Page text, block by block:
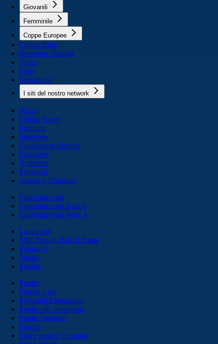
Giovanili
Femminile
Coppe Europee
Coppa Italia
Rassegna Stampa
Video
Foto
Redazione
I siti del nostro network
News
Ultime News
Infortuni
Interviste
Conferenze Stampa
Esclusive
Rubriche
Editoriali
Gossip e Curiosità
Calciomercato
Calciomercato Napoli
Calciomercato Serie A
La società
SSC Napoli Hall of Fame
Palmares
Stadio
Maglia
Partite
Diretta Live
Probabili Formazioni
Partite più importanti
Partite Storiche
Pagelle
Dove vedere la partita